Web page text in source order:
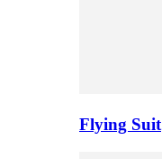
Flying Suit